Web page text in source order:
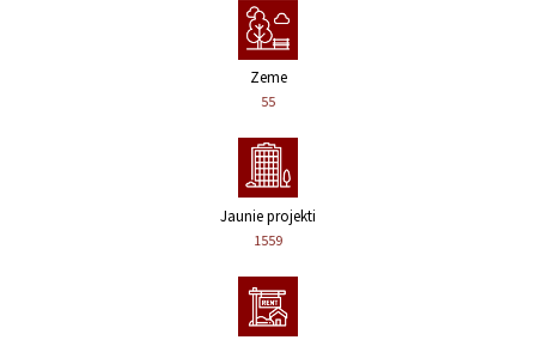
Zeme
55
Jaunie projekti
1559